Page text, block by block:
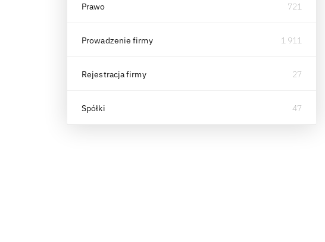
Prawo 721
Prowadzenie firmy 1 911
Rejestracja firmy 27
Spółki 47